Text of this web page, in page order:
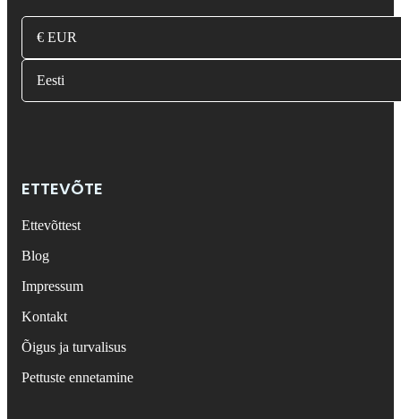
€ EUR
Eesti
ETTEVÕTE
Ettevõttest
Blog
Impressum
Kontakt
Õigus ja turvalisus
Pettuste ennetamine